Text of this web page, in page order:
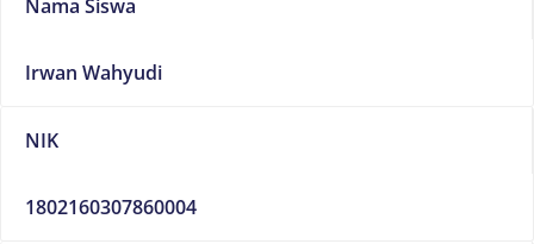
Nama Siswa
Irwan Wahyudi
NIK
1802160307860004